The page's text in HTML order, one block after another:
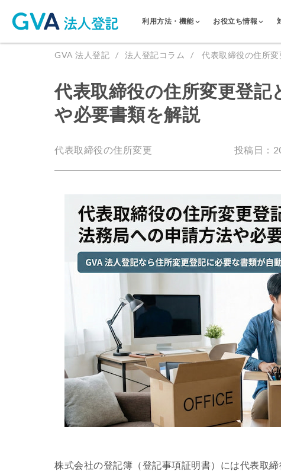
利用方法・機能 お役立ち情報
GVA 法人登記 法人登記コラム 代表取締役の住所
代表取締役の住所変更登
や必要書類を解説
代表取締役の住所変更 投稿日：
株式会社の登記簿（登記事項証明書）には代表取